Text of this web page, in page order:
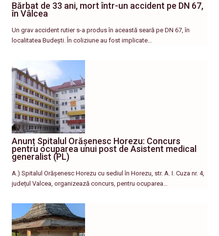
Bărbat de 33 ani, mort într-un accident pe DN 67,
în Vâlcea
Un grav accident rutier s-a produs în această seară pe DN 67, în
localitatea Budești. În coliziune au fost implicate…
Anunț Spitalul Orășenesc Horezu: Concurs
pentru ocuparea unui post de Asistent medical
generalist (PL)
A.) Spitalul Orășenesc Horezu cu sediul în Horezu, str. A. I. Cuza nr. 4,
județul Valcea, organizează concurs, pentru ocuparea…